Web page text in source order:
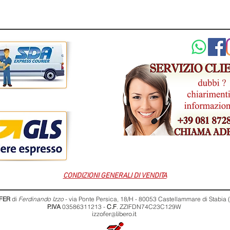
CONDIZIONI GENERALI DI VENDITA
di Ferdinando Izzo - via Ponte Persica, 18/H - 80053 Castellammare di Stabia
P.IVA03586311213 - C.F. ZZIFDN74C23C129W
izzofer@libero.it